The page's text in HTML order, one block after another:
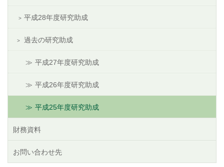
平成28年度研究助成
過去の研究助成
平成27年度研究助成
平成26年度研究助成
平成25年度研究助成
財務資料
お問い合わせ先